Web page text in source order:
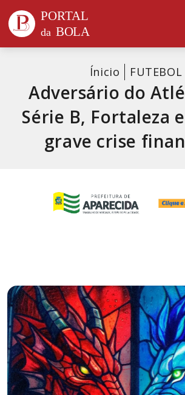
Ínicio FUTEBOL
Adversário do
Série B, Fortaleza
grave crise